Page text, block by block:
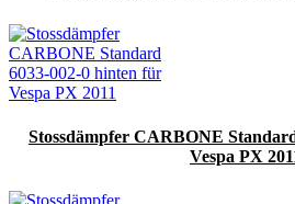
Stossdämpfer CARBONE
Vespa PX